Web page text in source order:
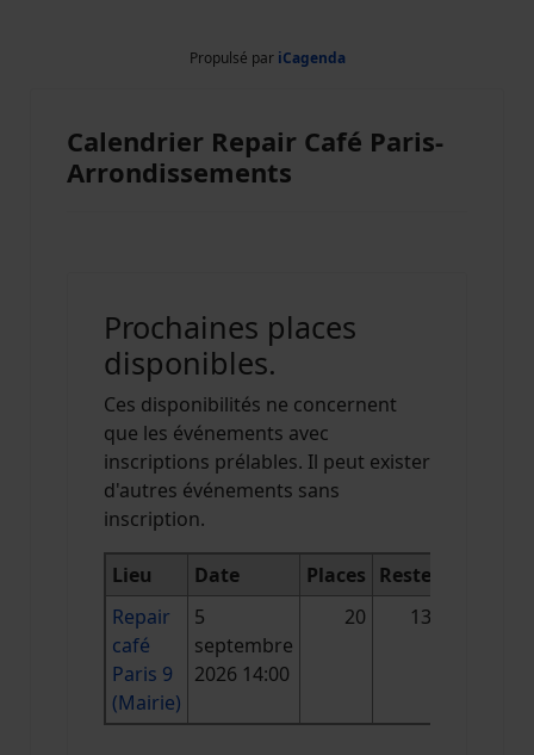
Propulsé par iCagenda
Calendrier Repair Café Paris-
Arrondissements
Prochaines places
disponibles.
Ces disponibilités ne concernent
que les événements avec
inscriptions prélables. Il peut exister
d'autres événements sans
inscription.
Lieu Date Places Reste
Repair
café
Paris 9
(Mairie)
5
septembre
2026 14:00
20 13